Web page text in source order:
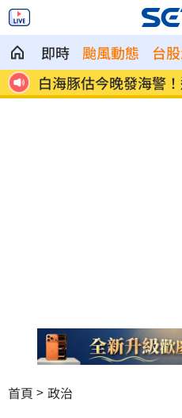
即時 颱風動態 台
溫 白海豚估今晚發海警
首頁 政治